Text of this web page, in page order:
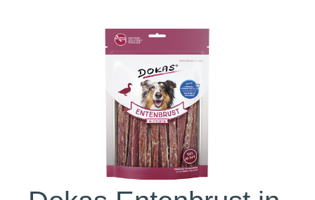
Bildergalerie überspringen